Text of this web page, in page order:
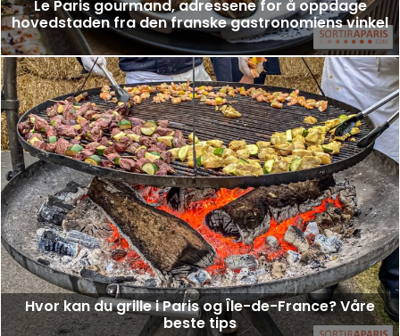
Le Paris gourmand, adressene for å oppdage
hovedstaden fra den franske gastronomiens vinkel
Hvor kan du grille i Paris og Île-de-France? Våre
beste tips